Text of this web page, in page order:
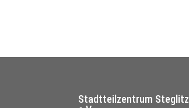
Stadtteilzentrum Steglitz